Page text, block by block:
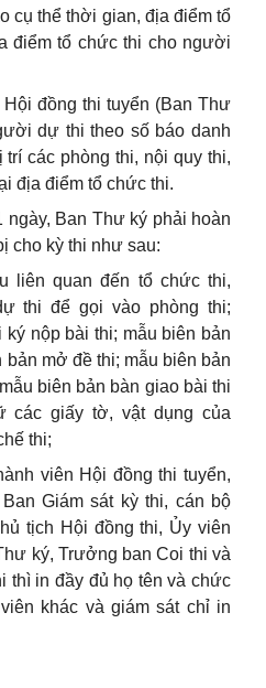
cụ thể thời gian, địa điểm tổ
điểm tổ chức thi cho người
đồng thi tuyển (Ban Thư
dự thi theo số báo danh
các phòng thi, nội quy thi,
địa điểm tổ chức thi.
Ban Thư ký phải hoàn
cho kỳ thi như sau:
liên quan đến tổ chức thi,
thi để gọi vào phòng thi;
nộp bài thi; mẫu biên bản
mở đề thi; mẫu biên bản
biên bản bàn giao bài thi
các giấy tờ, vật dụng của
thi;
viên Hội đồng thi tuyển,
Giám sát kỳ thi, cán bộ
tịch Hội đồng thi, Ủy viên
ký, Trưởng ban Coi thi và
thì in đầy đủ họ tên và chức
khác và giám sát chỉ in